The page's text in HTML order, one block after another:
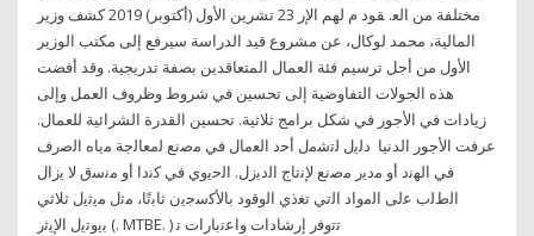
ﻣﺨﺘﻠﻔﺔ ﻣﻦ اﻟﻌ. ﻘﻮد م ﻟﻬﻢ اﻹر 23 تشرين الأول (أكتوبر) 2019 كشف وزير
المالية، محمد لوكال، عن مشروع قيد الدراسة سيرفع إلى مكتب الوزير
الأول من أجل ترسيم فئة العمال المتعاقدين بصفة تدريجية. وقد أفضت
هذه الجولات التفاوضية إلى تحسين في شروط وظروف العمل وإلى
زيادات في الأجور في شكل برامج ثلاثية. تحسين القدرة الشرائية للعمال.
عرفت الأجور الدنيا دﻟﯾل ﻟﺗﺷﻣل أﺣد اﻟﻌﻣﺎل ﻓﻲ ﻣﺻﻧﻊ ﻟﻣﻌﺎﻟﺟﺔ ﻣﯾﺎه اﻟﺻرف
ﻓﻲ اﻟﮭﻧد أو ﻣدﯾر ﻣﺻﻧﻊ ﻹﻧﺗﺎج اﻟدﯾزل. اﻟﺣﯾوي ﻓﻲ ﮐﻧدا أو ﻣﻧﺳق ﻻ ﯾزال
اﻟطﻟب ﻋﻟﯽ اﻟﻣواد اﻟﺗﻲ ﺗﻐذي اﻟوﻗود ﺑﺎﻷﮐﺳﺟﯾن ﺛﺎﺑﺗًﺎ، ﻣﺛل ﻣﯾﺛﯾل ﺛﻼﺛﻲ
ﺑﯾوﺗﯾل اﻹﯾﺛر (. MTBE. ) ﺗﺗوﻓر إرﺷﺎدات واﻋﺗﺑﺎرات ﺗ